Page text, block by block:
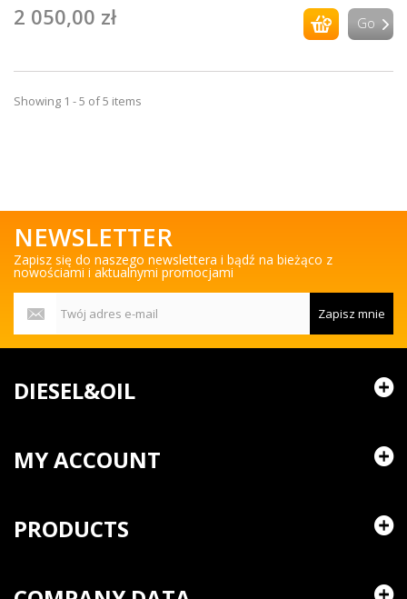
2 050,00 zł Go
Showing 1 - 5 of 5 items
NEWSLETTER
Zapisz się do naszego newslettera i bądź na bieżąco z
nowościami i aktualnymi promocjami
Zapisz mnie
DIESEL&OIL
MY ACCOUNT
PRODUCTS